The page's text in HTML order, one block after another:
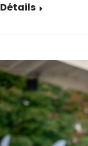
Détails